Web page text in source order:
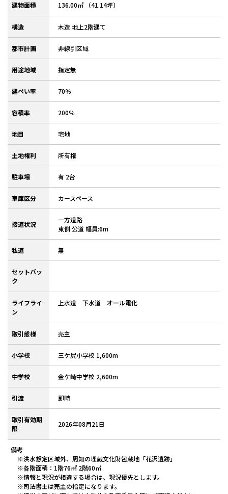
建物面積 136.00㎡ （41.14坪）
構造 木造 地上2階建て
都市計画 非線引区域
用途地域 指定無
建ぺい率 70％
容積率 200％
地目 宅地
土地権利 所有権
駐車場 有 2台
車庫区分 カースペース
接道状況
一方道路
東側 公道 幅員:6m
私道 無
セットバッ
ク
ライフライ
ン
上水道 下水道 オール電化
取引態様 売主
小学校 三ケ尻小学校 1,600m
中学校 金ケ崎中学校 2,600m
引渡 即時
取引有効期
限
2026年08月21日
備考
※洪水想定区域外、周知の埋蔵文化財包蔵地「花沢遺跡」
※各階面積：1階76㎡ 2階60㎡
※情報と現況が相違する場合は、現況優先とします。
※司法書士は売主の指定になります。